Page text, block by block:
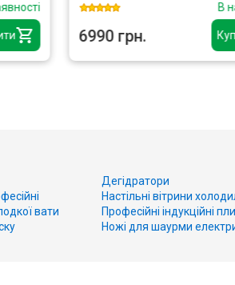
В
6990 грн.
вати
Дегідратори
Настільні вітрини
Професійні індукційні
Ножі для шаурми